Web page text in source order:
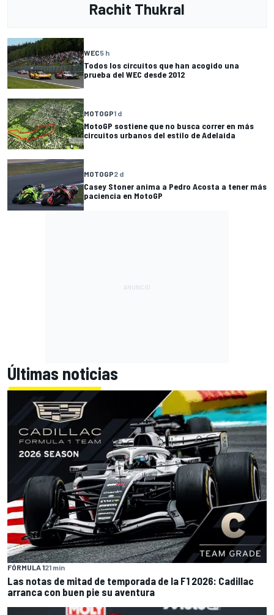
Rachit Thukral
WEC5 h
Todos los circuitos que han acogido una
prueba del WEC desde 2012
MOTOGP1 d
MotoGP sostiene que no busca correr en más
circuitos urbanos del estilo de Adelaida
MOTOGP2 d
Casey Stoner anima a Pedro Acosta a tener más
paciencia en MotoGP
Últimas noticias
FÓRMULA 121 min
Las notas de mitad de temporada de la F1 2026: Cadillac
arranca con buen pie su aventura